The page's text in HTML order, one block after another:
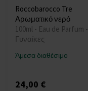
Roccobarocco Tre
Αρωματικό νερό
100ml - Eau de Parfum -
Γυναίκες
Άμεσα διαθέσιμο
24,00 €